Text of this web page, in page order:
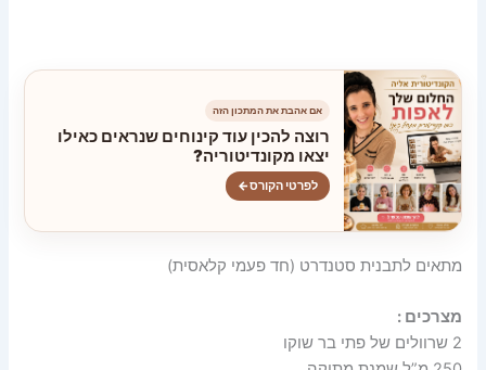
אם אהבת את המתכון הזה
רוצה להכין עוד קינוחים שנראים כאילו
יצאו מקונדיטוריה?
לפרטי הקורס←
מתאים לתבנית סטנדרט (חד פעמי קלאסית)
מצרכים :
2 שרוולים של פתי בר שוקו